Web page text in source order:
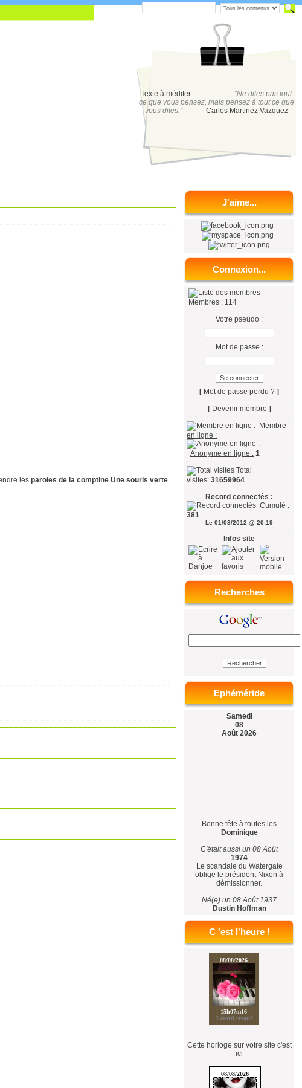
Texte à méditer :
"Ne dites pas tout
ce que vous pensez, mais pensez à tout ce que
vous dites."
Carlos Martinez Vazquez
les paroles de la comptine Une souris verte
J'aime...
Connexion...
Membres : 114
Votre pseudo :
Mot de passe :
[ Mot de passe perdu ? ]
[ Devenir membre ]
Membre
en ligne :
Anonyme en ligne : 1
Total
visites: 31659964
Record connectés :
Cumulé :
381
Le 01/08/2012 @ 20:19
Infos site
Recherches
Ephéméride
Samedi
08
Août 2026
Bonne fête à toutes les
Dominique
C'était aussi un 08 Août
1974
Le scandale du Watergate
oblige le président Nixon à
démissionner.
Né(e) un 08 Août 1937
Dustin Hoffman
C 'est l'heure !
Cette horloge sur votre site c'est
ici